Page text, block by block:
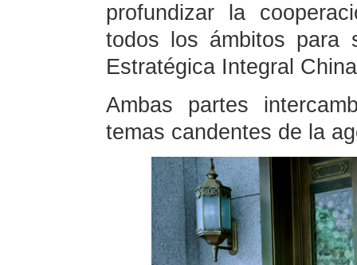
profundizar la
todos los ámbitos para
Estratégica Integral
Ambas partes
temas candentes de la